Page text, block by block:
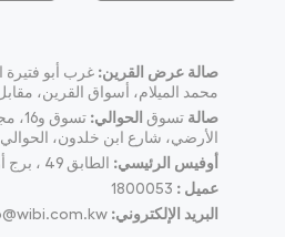
صالة عرض القرين:
محمد الميلام، أسواق القرين،
صالة تسوق الحوالي:
الأرضي، شارع ابن خلدون،
أوفيس الرئيسي: الطابق 49 ، برج أرايا، الكويت ، الكويت
عميل : 1800053
البريد الإلكتروني: